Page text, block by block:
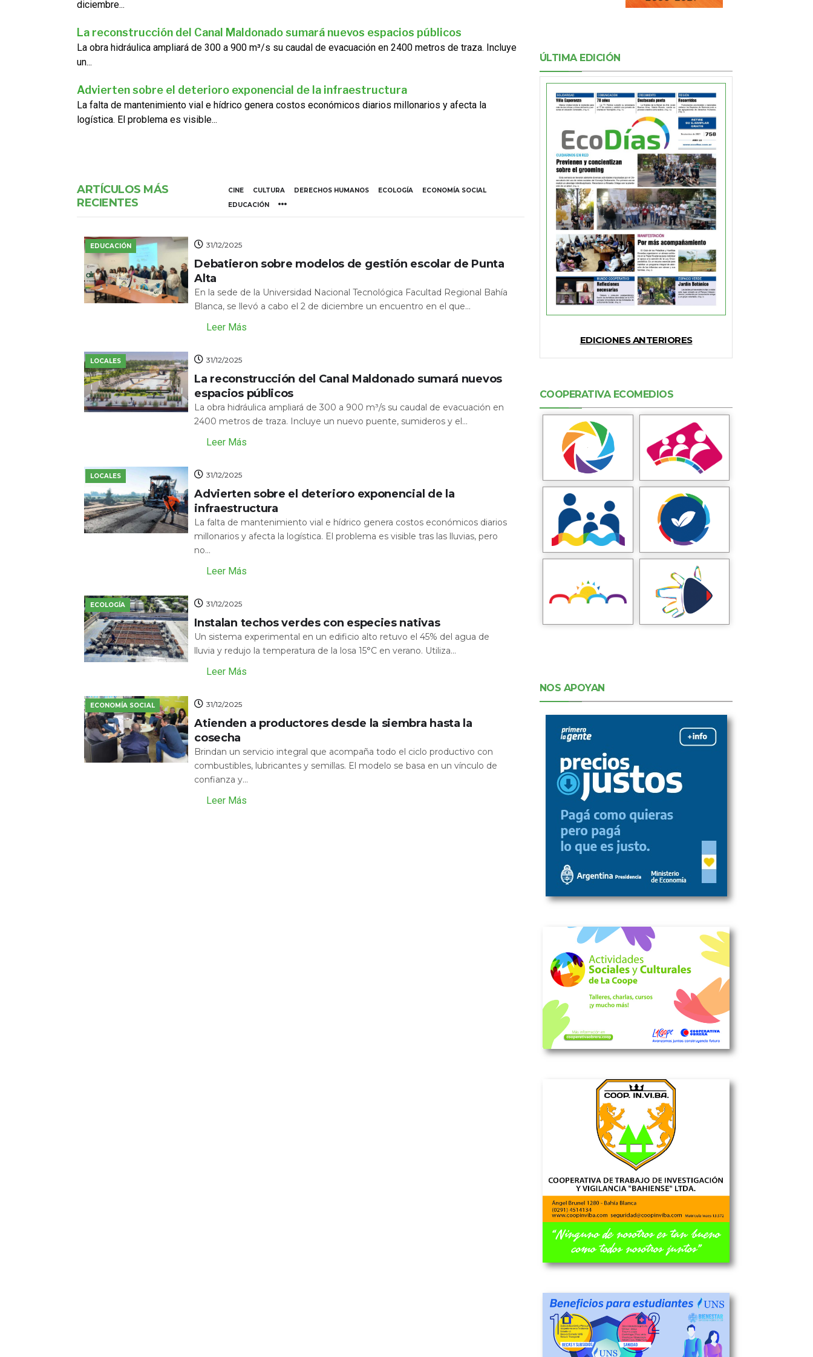
diciembre...
La reconstrucción del Canal Maldonado sumará nuevos espacios públicos
La obra hidráulica ampliará de 300 a 900 m³/s su caudal de evacuación en 2400 metros de traza. Incluye
un...
Advierten sobre el deterioro exponencial de la infraestructura
La falta de mantenimiento vial e hídrico genera costos económicos diarios millonarios y afecta la
logística. El problema es visible...
ARTÍCULOS MÁS
RECIENTES
CINE CULTURA DERECHOS HUMANOS ECOLOGÍA
ECONOMÍA SOCIAL
EDUCACIÓN
EDUCACIÓN 31/12/2025
Debatieron sobre modelos de gestión escolar de Punta
Alta
En la sede de la Universidad Nacional Tecnológica Facultad Regional Bahía
Blanca, se llevó a cabo el 2 de diciembre un encuentro en el que...
Leer Más
LOCALES 31/12/2025
La reconstrucción del Canal Maldonado sumará nuevos
espacios públicos
La obra hidráulica ampliará de 300 a 900 m³/s su caudal de evacuación en
2400 metros de traza. Incluye un nuevo puente, sumideros y el...
Leer Más
LOCALES 31/12/2025
Advierten sobre el deterioro exponencial de la
infraestructura
La falta de mantenimiento vial e hídrico genera costos económicos diarios
millonarios y afecta la logística. El problema es visible tras las lluvias, pero
no...
Leer Más
ECOLOGÍA 31/12/2025
Instalan techos verdes con especies nativas
Un sistema experimental en un edificio alto retuvo el 45% del agua de
lluvia y redujo la temperatura de la losa 15°C en verano. Utiliza...
Leer Más
ECONOMÍA SOCIAL 31/12/2025
Atienden a productores desde la siembra hasta la
cosecha
Brindan un servicio integral que acompaña todo el ciclo productivo con
combustibles, lubricantes y semillas. El modelo se basa en un vínculo de
confianza y...
Leer Más
ÚLTIMA EDICIÓN
EDICIONES ANTERIORES
COOPERATIVA ECOMEDIOS
NOS APOYAN